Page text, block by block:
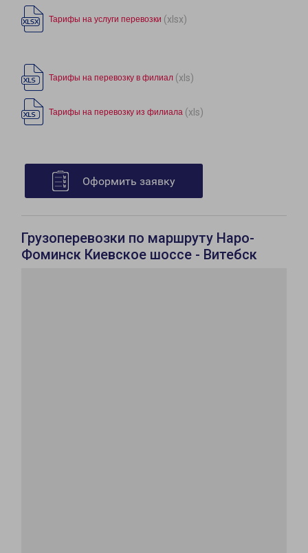
Тарифы на услуги перевозки (xlsx)
Тарифы на перевозку в филиал (xls)
Тарифы на перевозку из филиала (xls)
Оформить заявку
Грузоперевозки по маршруту Наро-
Фоминск Киевское шоссе - Витебск